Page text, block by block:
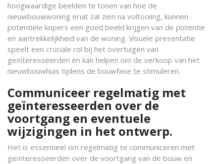
hoogwaardige beelden te tonen van hoe de
nieuwbouwwoning eruit zal zien na voltooiing, kunnen
potentiële kopers een goed beeld krijgen van de potentie
en aantrekkelijkheid van de woning. Visuele presentatie
speelt een cruciale rol bij het overtuigen van
geïnteresseerden en kan helpen om de verkoop van het
nieuwbouwhuis tijdens de bouwfase te stimuleren.
Communiceer regelmatig met
geïnteresseerden over de
voortgang en eventuele
wijzigingen in het ontwerp.
Het is essentieel om regelmatig te communiceren met
geïnteresseerden over de voortgang van de bouw en